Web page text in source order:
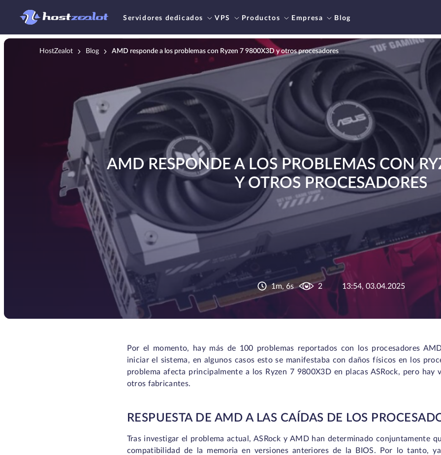
Servidores dedicados VPS Productos Empresa Blog
HostZealot Blog AMD responde a los problemas con Ryzen 7 9800X3D y otros procesadores
AMD RESPONDE A LOS PROBLEMAS CON
Y OTROS PROCESADORES
1m, 6s 2 13:54, 03.04.2025
Por el momento, hay más de 100 problemas reportados con los procesadores
iniciar el sistema, en algunos casos esto se manifestaba con daños físicos en los
problema afecta principalmente a los Ryzen 7 9800X3D en placas ASRock, pero hay
otros fabricantes.
RESPUESTA DE AMD A LAS CAÍDAS DE LOS
Tras investigar el problema actual, ASRock y AMD han determinado conjuntamente
compatibilidad de la memoria en versiones anteriores de la BIOS. Por lo tanto,